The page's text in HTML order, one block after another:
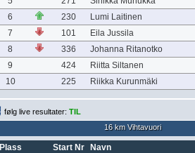
6
230
Lumi Laitinen
7
101
Eila Jussila
8
336
Johanna Ritanotko
9
424
Riitta Siltanen
10
225 Riikka Kurunmäki
følg live resultater: TIL
16 km Vihtavuori
Plass Start Nr
Navn